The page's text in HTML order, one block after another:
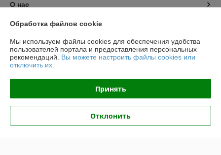
О нас
Контакты
Доставка и оплата
Полная версия сайта
Политика обработки cookies
Обработка файлов cookie
Мы используем файлы cookies для обеспечения удобства
пользователей портала и предоставления персональных
рекомендаций. Вы можете настроить файлы cookies или
отключить их.
Принять
Отклонить